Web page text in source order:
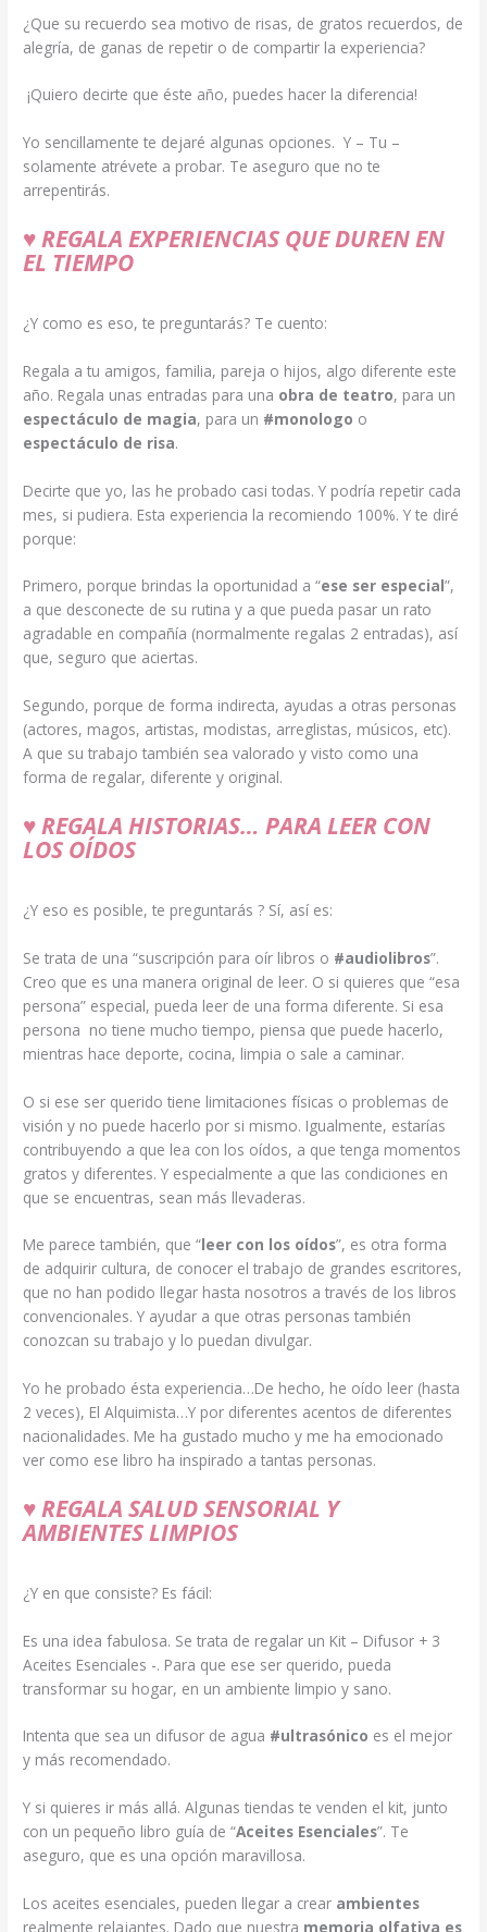
¿Que su recuerdo sea motivo de risas, de gratos recuerdos, de
alegría, de ganas de repetir o de compartir la experiencia?
¡Quiero decirte que éste año, puedes hacer la diferencia!
Yo sencillamente te dejaré algunas opciones. Y – Tu –
solamente atrévete a probar. Te aseguro que no te
arrepentirás.
♥REGALA EXPERIENCIAS QUE DUREN EN
EL TIEMPO
¿Y como es eso, te preguntarás? Te cuento:
Regala a tu amigos, familia, pareja o hijos, algo diferente este
año. Regala unas entradas para una obra de teatro, para un
espectáculo de magia, para un #monologo o
espectáculo de risa.
Decirte que yo, las he probado casi todas. Y podría repetir cada
mes, si pudiera. Esta experiencia la recomiendo 100%. Y te diré
porque:
Primero, porque brindas la oportunidad a “ese ser especial”,
a que desconecte de su rutina y a que pueda pasar un rato
agradable en compañía (normalmente regalas 2 entradas), así
que, seguro que aciertas.
Segundo, porque de forma indirecta, ayudas a otras personas
(actores, magos, artistas, modistas, arreglistas, músicos, etc).
A que su trabajo también sea valorado y visto como una
forma de regalar, diferente y original.
♥REGALA HISTORIAS… PARA LEER CON
LOS OÍDOS
¿Y eso es posible, te preguntarás ? Sí, así es:
Se trata de una “suscripción para oír libros o #audiolibros”.
Creo que es una manera original de leer. O si quieres que “esa
persona” especial, pueda leer de una forma diferente. Si esa
persona no tiene mucho tiempo, piensa que puede hacerlo,
mientras hace deporte, cocina, limpia o sale a caminar.
O si ese ser querido tiene limitaciones físicas o problemas de
visión y no puede hacerlo por si mismo. Igualmente, estarías
contribuyendo a que lea con los oídos, a que tenga momentos
gratos y diferentes. Y especialmente a que las condiciones en
que se encuentras, sean más llevaderas.
Me parece también, que “leer con los oídos”, es otra forma
de adquirir cultura, de conocer el trabajo de grandes escritores,
que no han podido llegar hasta nosotros a través de los libros
convencionales. Y ayudar a que otras personas también
conozcan su trabajo y lo puedan divulgar.
Yo he probado ésta experiencia…De hecho, he oído leer (hasta
2 veces), El Alquimista…Y por diferentes acentos de diferentes
nacionalidades. Me ha gustado mucho y me ha emocionado
ver como ese libro ha inspirado a tantas personas.
♥REGALA SALUD SENSORIAL Y
AMBIENTES LIMPIOS
¿Y en que consiste? Es fácil:
Es una idea fabulosa. Se trata de regalar un Kit – Difusor + 3
Aceites Esenciales -. Para que ese ser querido, pueda
transformar su hogar, en un ambiente limpio y sano.
Intenta que sea un difusor de agua #ultrasónico es el mejor
y más recomendado.
Y si quieres ir más allá. Algunas tiendas te venden el kit, junto
con un pequeño libro guía de “Aceites Esenciales”. Te
aseguro, que es una opción maravillosa.
Los aceites esenciales, pueden llegar a crear ambientes
realmente relajantes. Dado que nuestra memoria olfativa es